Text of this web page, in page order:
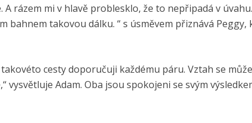
rázem mi v hlavě problesklo, že to nepřipadá v
bahnem takovou dálku. “ s úsměvem přiznává Peggy,
cesty doporučuji každému páru. Vztah se
vysvětluje Adam. Oba jsou spokojeni se svým